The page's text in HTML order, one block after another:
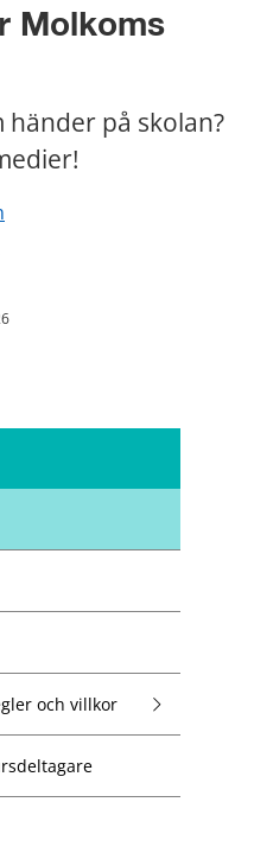
och villkor
Molkoms
händer på skolan?